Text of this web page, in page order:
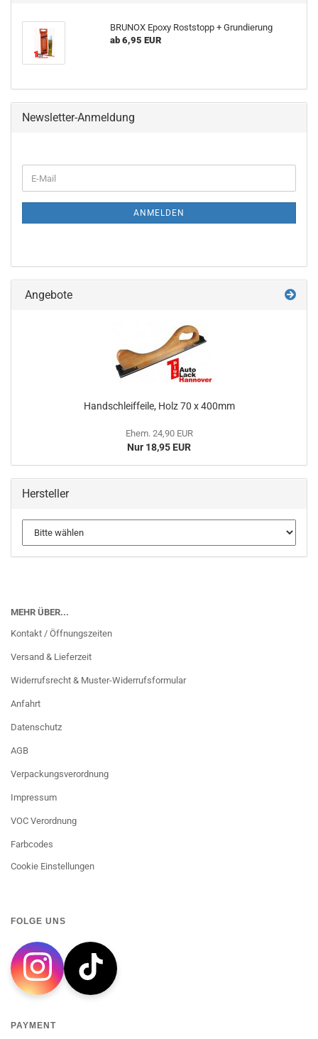
BRUNOX Epoxy Roststopp + Grundierung
ab 6,95 EUR
Newsletter-Anmeldung
ZUR
E-
Mail
ANMELDEN
Angebote
Handschleiffeile, Holz 70 x 400mm
Ehem. 24,90 EUR
Nur 18,95 EUR
Hersteller
MEHR ÜBER...
Kontakt / Öffnungszeiten
Versand & Lieferzeit
Widerrufsrecht & Muster-Widerrufsformular
Anfahrt
Datenschutz
AGB
Verpackungsverordnung
Impressum
VOC Verordnung
Farbcodes
Cookie Einstellungen
FOLGE UNS
PAYMENT